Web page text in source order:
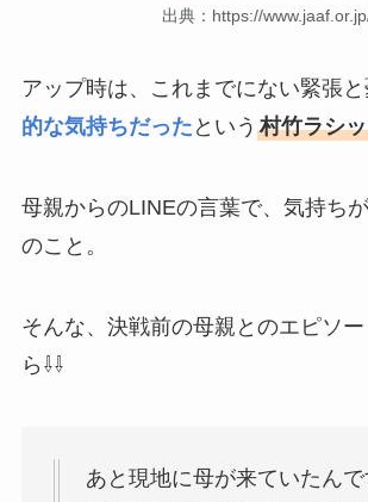
出典：https://
アップ時は、これまでにない緊張と
的な気持ちだった という 村竹ラシ
母親からのLINEの言葉で、気持ち
のこと。
そんな、決戦前の母親とのエピソ
ら⇩⇩
あと現地に母が来ていたんで